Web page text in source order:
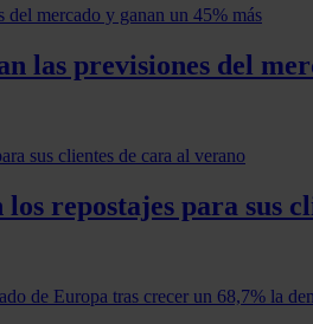
las previsiones del
repostajes para sus